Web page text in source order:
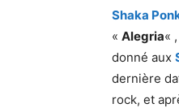
Shaka
« Alegria«
donné aux
dernière
rock, et